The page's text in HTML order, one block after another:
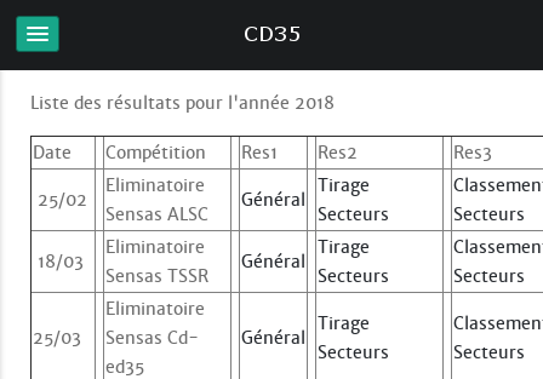
Liste des résultats pour l'année 2018
Date Compétition Res1 Res2 Res3
25/02
Eliminatoire
Sensas ALSC
Général
Tirage
Secteurs
Secteurs
18/03
Eliminatoire
Sensas TSSR
Général
Tirage
Secteurs
Secteurs
25/03
Eliminatoire
Sensas Cd-
ed35
Général
Tirage
Secteurs
Secteurs